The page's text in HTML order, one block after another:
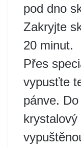
pod dno
Zakryjte
20 minut.
Přes
vypusťte
pánve.
krystalový